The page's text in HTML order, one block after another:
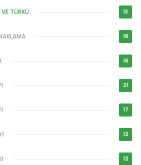
TÜRKÜ 13
16
16
21
17
12
12